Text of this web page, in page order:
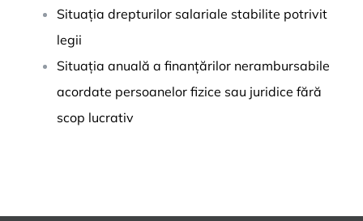
Situația drepturilor salariale stabilite potrivit
legii
Situația anuală a finanțărilor nerambursabile
acordate persoanelor fizice sau juridice fără
scop lucrativ